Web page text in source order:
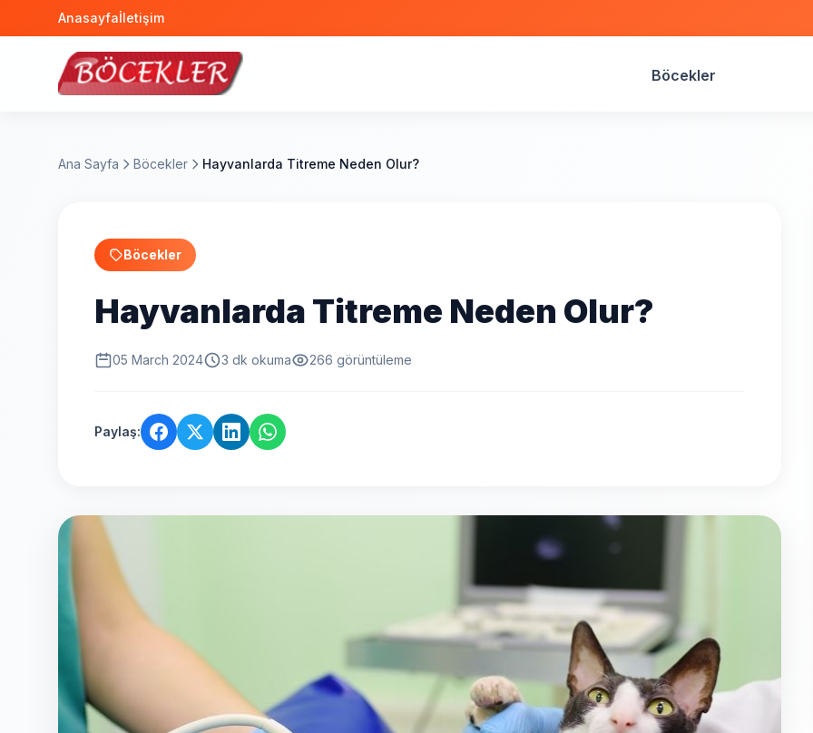
Anasayfaİletişim
Böcekler
Ana Sayfa Böcekler Hayvanlarda Titreme Neden Olur?
Böcekler
Hayvanlarda Titreme Neden Olur?
05 March 2024 3 dk okuma 266 görüntüleme
Paylaş: